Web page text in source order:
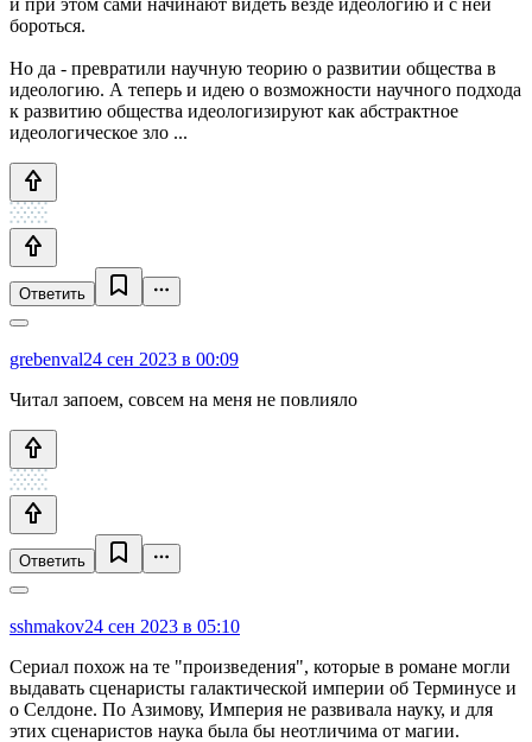
бороться.
Но да - превратили научную теорию о развитии общества в
идеологию. А теперь и идею о возможности научного подхода
к развитию общества идеологизируют как абстрактное
идеологическое зло ...
Ответить
grebenval24 сен 2023 в 00:09
Читал запоем, совсем на меня не повлияло
Ответить
sshmakov24 сен 2023 в 05:10
Сериал похож на те "произведения", которые в романе могли
выдавать сценаристы галактической империи об Терминусе и
о Селдоне. По Азимову, Империя не развивала науку, и для
этих сценаристов наука была бы неотличима от магии.